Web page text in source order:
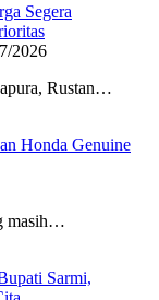
Segera
2026
Rustan…
Honda Genuine
masih…
Sarmi,